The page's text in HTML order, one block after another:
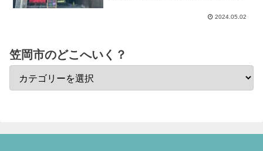
て探さないと通り過ぎてしまいます。駐
2024.05.02
笠岡市のどこへいく？